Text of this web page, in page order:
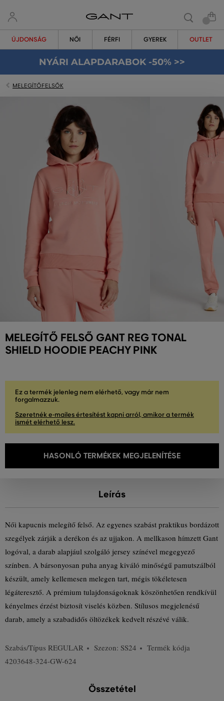
ÚJDONSÁG NŐI FÉRFI GYEREK OUTLET
NYÁRI ALAPDARABOK -50% >>
MELEGÍTŐFELSŐK
MELEGÍTŐ FELSŐ GANT REG TONAL
SHIELD HOODIE PEACHY PINK
Ez a termék jelenleg nem elérhető, vagy már nem
forgalmazzuk.
Szeretnék e-mailes értesítést kapni arról, amikor a termék
ismét elérhető lesz.
HASONLÓ TERMÉKEK MEGJELENÍTÉSE
Leírás
Női kapucnis melegítő felső. Az egyenes szabást praktikus bordázott
szegélyek zárják a derékon és az ujjakon. A mellkason hímzett Gant
logóval, a darab alapjául szolgáló jersey színével megegyező
színben. A bársonyosan puha anyag kiváló minőségű pamutszálból
készült, amely kellemesen melegen tart, mégis tökéletesen
légáteresztő. A prémium tulajdonságoknak köszönhetően rendkívül
kényelmes érzést biztosít viselés közben. Stílusos megjelenésű
darab, amely a szabadidős öltözékek kedvelt részévé válik.
Szabás/Típus REGULAR Szezon: SS24
Termék kódja
4203648-324-GW-624
Összetétel